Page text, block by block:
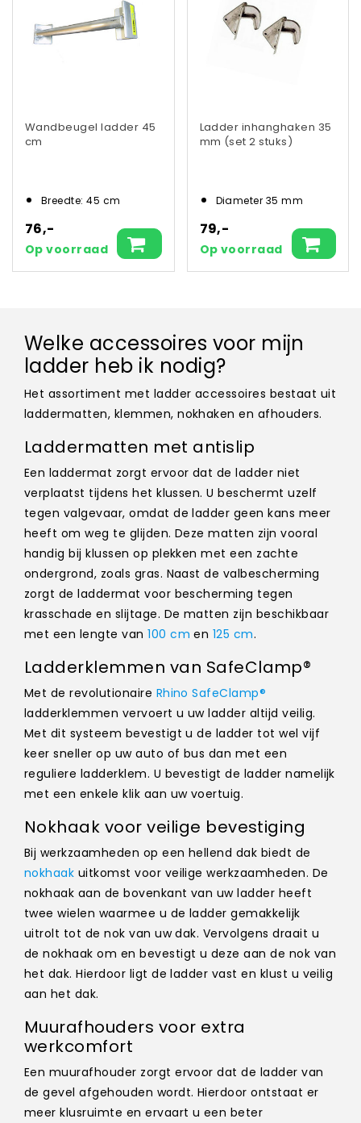
Wandbeugel ladder 45
cm
Breedte: 45 cm
76,-
Op voorraad
Ladder inhanghaken 35
mm (set 2 stuks)
Diameter 35 mm
79,-
Op voorraad
Welke accessoires voor mijn
ladder heb ik nodig?
Het assortiment met ladder accessoires bestaat uit
laddermatten, klemmen, nokhaken en afhouders.
Laddermatten met antislip
Een laddermat zorgt ervoor dat de ladder niet
verplaatst tijdens het klussen. U beschermt uzelf
tegen valgevaar, omdat de ladder geen kans meer
heeft om weg te glijden. Deze matten zijn vooral
handig bij klussen op plekken met een zachte
ondergrond, zoals gras. Naast de valbescherming
zorgt de laddermat voor bescherming tegen
krasschade en slijtage. De matten zijn beschikbaar
met een lengte van100 cm en 125 cm.
Ladderklemmen van SafeClamp®
Met de revolutionaire Rhino SafeClamp®
ladderklemmen vervoert u uw ladder altijd veilig.
Met dit systeem bevestigt u de ladder tot wel vijf
keer sneller op uw auto of bus dan met een
reguliere ladderklem. U bevestigt de ladder namelijk
met een enkele klik aan uw voertuig.
Nokhaak voor veilige bevestiging
Bij werkzaamheden op een hellend dak biedt de
nokhaak uitkomst voor veilige werkzaamheden. De
nokhaak aan de bovenkant van uw ladder heeft
twee wielen waarmee u de ladder gemakkelijk
uitrolt tot de nok van uw dak. Vervolgens draait u
de nokhaak om en bevestigt u deze aan de nok van
het dak. Hierdoor ligt de ladder vast en klust u veilig
aan het dak.
Muurafhouders voor extra
werkcomfort
Een muurafhouder zorgt ervoor dat de ladder van
de gevel afgehouden wordt. Hierdoor ontstaat er
meer klusruimte en ervaart u een beter